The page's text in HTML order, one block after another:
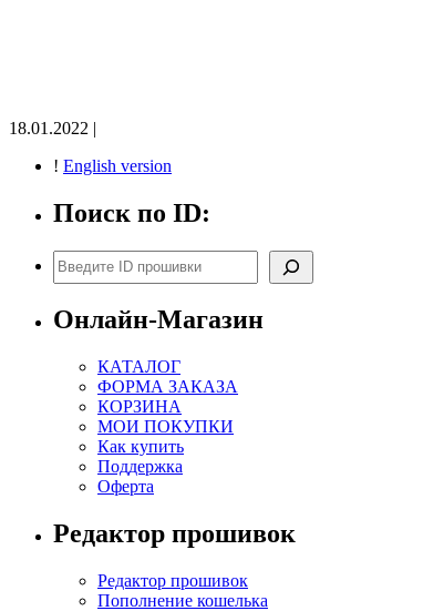
18.01.2022 |
! English version
Поиск по ID:
Поиск
Онлайн-Магазин
КАТАЛОГ
ФОРМА ЗАКАЗА
КОРЗИНА
МОИ ПОКУПКИ
Как купить
Поддержка
Оферта
Редактор прошивок
Редактор прошивок
Пополнение кошелька